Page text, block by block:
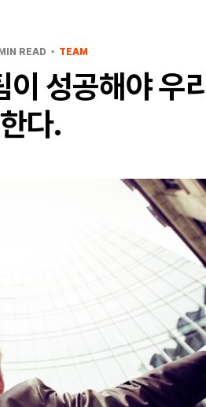
READ TEAM
성공해야 우
다.